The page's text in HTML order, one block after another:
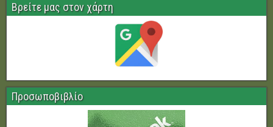
Βρείτε μας στον χάρτη
Προσωποβιβλίο